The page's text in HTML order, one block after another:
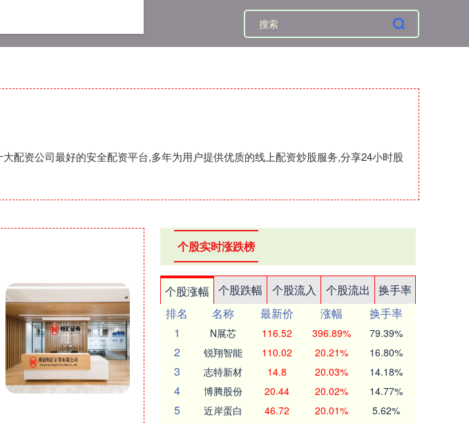
配资公司最好的安全配资平台,多年为用户提供优质的线上配资炒股服务,分享24小时股
个股实时涨跌榜
个股涨幅 个股跌幅 个股流入 个股流出
换手率
排名
名称 最新价 涨幅
换手率
1
N展芯 116.52 396.89% 79.39%
2 锐翔智能 110.02 20.21% 16.80%
3 志特新材 14.8 20.03% 14.18%
4 博腾股份 20.44 20.02% 14.77%
5 近岸蛋白 46.72 20.01% 5.62%